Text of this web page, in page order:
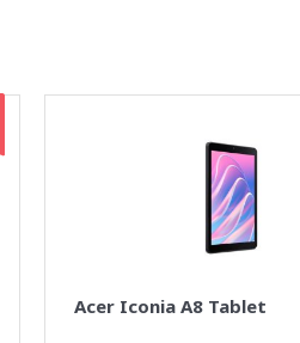
Acer Iconia A8 Tablet